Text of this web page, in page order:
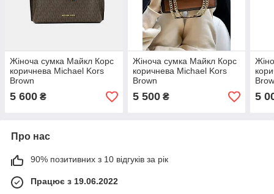
Жіноча сумка Майкл Корс
коричнева Michael Kors
Brown
5 600 ₴
Жіноча сумка Майкл Корс
коричнева Michael Kors
Brown
5 500₴ 5
Про нас
90% позитивних з 10 відгуків за рік
Працює з 19.06.2022